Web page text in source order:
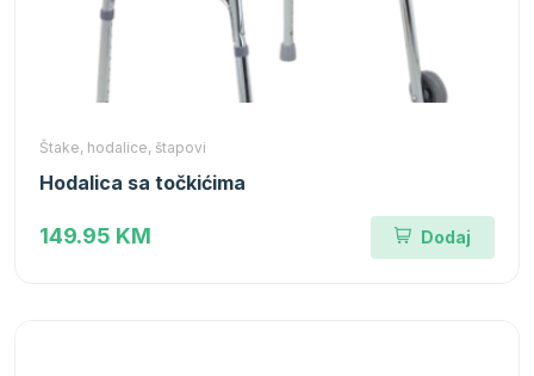
Štake, hodalice, štapovi
Hodalica sa točkićima
149.95 KM Dodaj